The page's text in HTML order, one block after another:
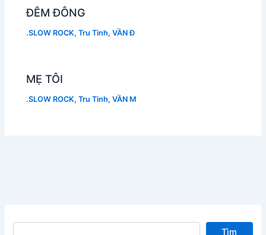
ĐÊM ĐÔNG
.SLOW ROCK,Tru Tinh,VẦN Đ
MẸ TÔI
.SLOW ROCK,Tru Tinh,VẦN M
Tìm kiếm Tìm